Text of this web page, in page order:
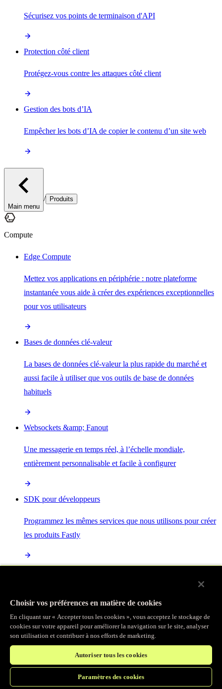
Sécurisez vos points de terminaison d'API
Protection côté client
Protégez-vous contre les attaques côté client
Gestion des bots d’IA
Empêcher les bots d’IA de copier le contenu d’un site web
Main menu
/ Produits
Compute
Edge Compute
Mettez vos applications en périphérie : notre plateforme
instantanée vous aide à créer des expériences exceptionnelles
pour vos utilisateurs
Bases de données clé-valeur
La bases de données clé-valeur la plus rapide du marché et
aussi facile à utiliser que vos outils de base de données
habituels
Websockets &amp; Fanout
Une messagerie en temps réel, à l’échelle mondiale,
entièrement personnalisable et facile à configurer
SDK pour développeurs
Programmez les mêmes services que nous utilisons pour créer
les produits Fastly
sur des normes ouvertes et intégrée à la suite complète de
produits Fastly
Accélérez vos charges de travail d’IA et gagnez en efficacité
Choisir vos préférences en matière de cookies
En cliquant sur « Accepter tous les cookies », vous acceptez le stockage de
cookies sur votre appareil pour améliorer la navigation sur le site, analyser
son utilisation et contribuer à nos efforts de marketing.
Autoriser tous les cookies
Paramètres des cookies